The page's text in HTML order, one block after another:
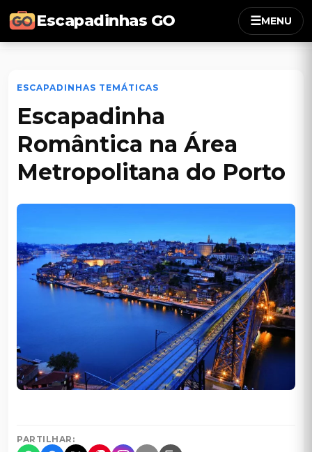
Escapadinhas GO ☰MENU
ESCAPADINHAS TEMÁTICAS
Escapadinha
Romântica na Área
Metropolitana do Porto
PARTILHAR: